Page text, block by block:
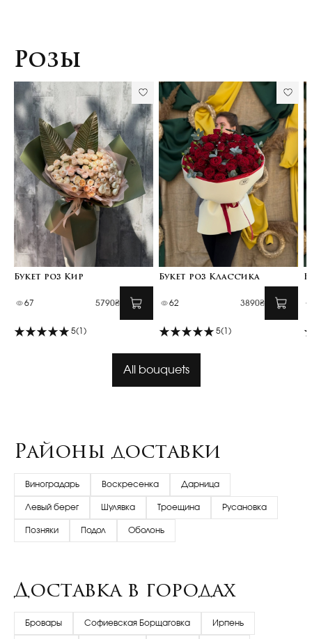
Розы
Букет роз Кир
67 5790₴
5(1)
Букет роз Классика
62 3890₴
5(1)
All bouquets
Районы доставки
Виноградарь Воскресенка Дарница
Левый берег Шулявка Троещина Русановка
Позняки Подол Оболонь
Доставка в городах
Бровары Софиевская Борщаговка Ирпень